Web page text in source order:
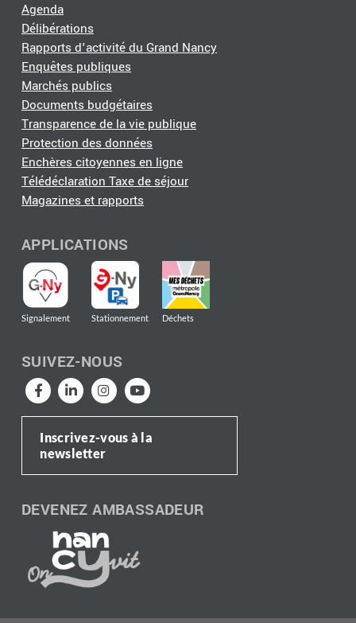
Agenda
Délibérations
Rapports d'activité du Grand Nancy
Enquêtes publiques
Marchés publics
Documents budgétaires
Transparence de la vie publique
Protection des données
Enchères citoyennes en ligne
Télédéclaration Taxe de séjour
Magazines et rapports
APPLICATIONS
Signalement Stationnement Déchets
SUIVEZ-NOUS
Inscrivez-vous à la
newsletter
DEVENEZ AMBASSADEUR